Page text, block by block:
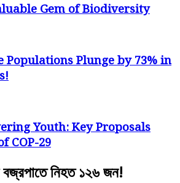
Gem of Biodiversity
Plunge by 73% in
Youth: Key Proposals
COP-29
বজ্রপাতে নিহত ১২৬ জন!